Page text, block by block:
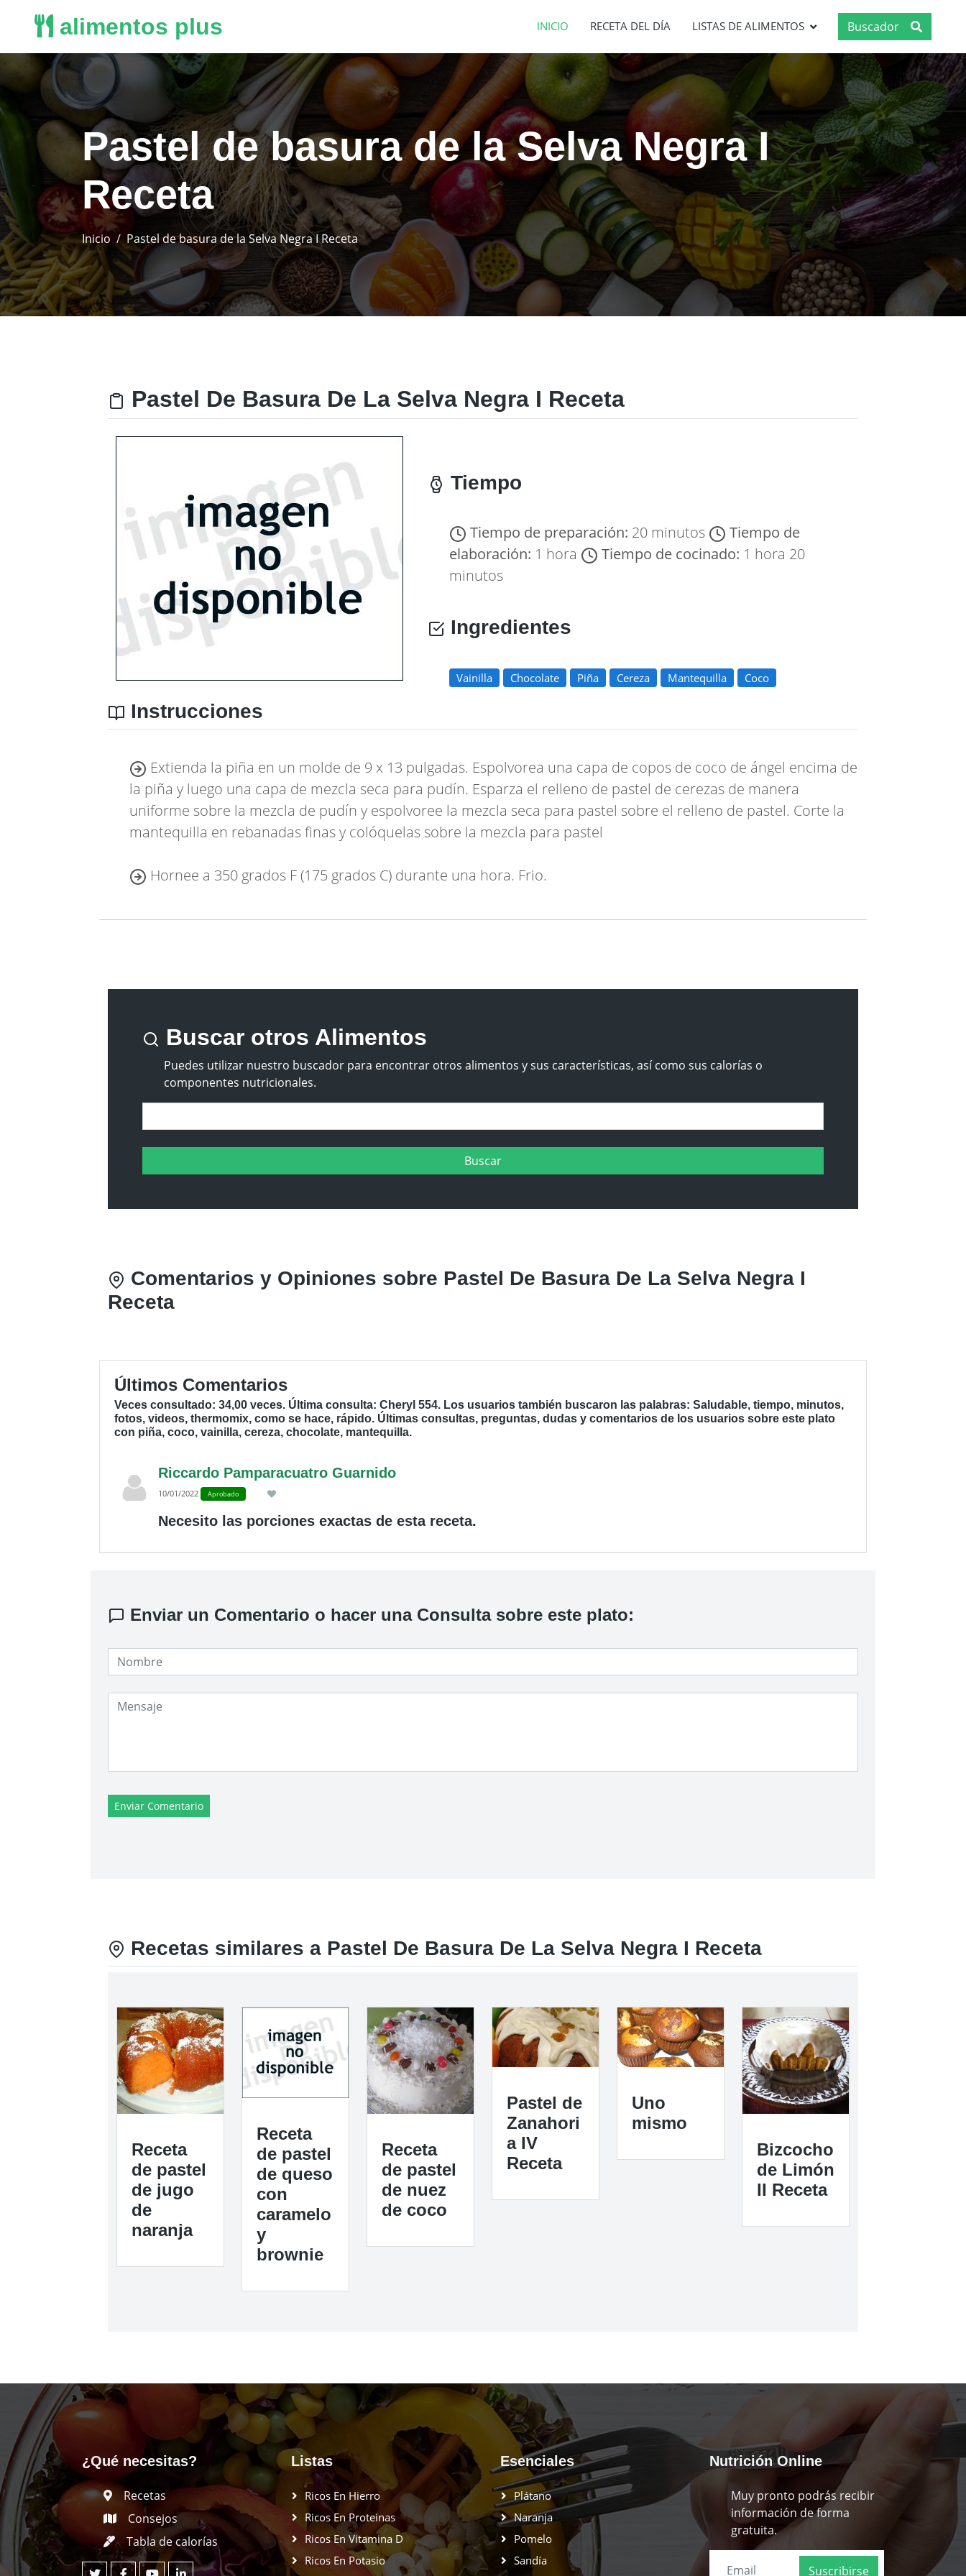
alimentos plus INICIO RECETA DEL DÍA LISTAS DE ALIMENTOS Buscador
Pastel de basura de la Selva Negra I
Receta
Inicio Pastel de basura de la Selva Negra I Receta
Pastel De Basura De La Selva Negra I Receta
Tiempo
Tiempo de preparación: 20 minutos
Tiempo de
elaboración: 1 hora Tiempo de cocinado: 1 hora 20
minutos
Ingredientes
Vainilla Chocolate Piña Cereza Mantequilla Coco
Instrucciones
Extienda la piña en un molde de 9 x 13 pulgadas. Espolvorea una capa de copos de coco de ángel encima de
la piña y luego una capa de mezcla seca para pudín. Esparza el relleno de pastel de cerezas de manera
uniforme sobre la mezcla de pudín y espolvoree la mezcla seca para pastel sobre el relleno de pastel. Corte la
mantequilla en rebanadas finas y colóquelas sobre la mezcla para pastel
Hornee a 350 grados F (175 grados C) durante una hora. Frio.
Buscar otros Alimentos
Puedes utilizar nuestro buscador para encontrar otros alimentos y sus características, así como sus calorías o
componentes nutricionales.
Comentarios y Opiniones sobre Pastel De Basura De La Selva Negra I
Receta
Últimos Comentarios
Veces consultado: 34,00 veces. Última consulta: Cheryl 554. Los usuarios también buscaron las palabras: Saludable, tiempo, minutos,
fotos, videos, thermomix, como se hace, rápido. Últimas consultas, preguntas, dudas y comentarios de los usuarios sobre este plato
con piña, coco, vainilla, cereza, chocolate, mantequilla.
Riccardo Pamparacuatro Guarnido
10/01/2022 Aprobado
Necesito las porciones exactas de esta receta.
Enviar un Comentario o hacer una Consulta sobre este plato:
Enviar Comentario
Recetas similares a Pastel De Basura De La Selva Negra I Receta
Receta
de pastel
de jugo
de
naranja
Receta
de pastel
de queso
con
caramelo
y
brownie
Receta
de pastel
de nuez
de coco
Pastel de
Zanahori
a IV
Receta
Uno
mismo
Bizcocho
de Limón
II Receta
¿Qué necesitas?
Recetas
Consejos
Tabla de calorías
Listas
Ricos En Hierro
Ricos En Proteinas
Ricos En Vitamina D
Ricos En Potasio
Esenciales
Plátano
Naranja
Pomelo
Sandía
Nutrición Online
Muy pronto podrás recibir
información de forma
gratuita.
Suscribirse